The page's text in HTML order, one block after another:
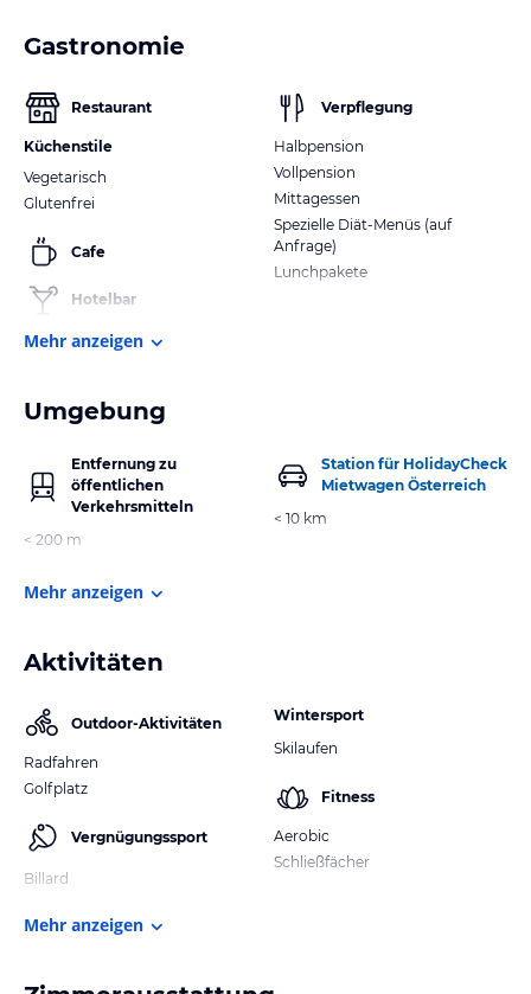
Gastronomie
Restaurant
Küchenstile
Vegetarisch
Glutenfrei
Cafe
Hotelbar
Verpflegung
Halbpension
Vollpension
Mittagessen
Spezielle Diät-Menüs (auf
Anfrage)
Lunchpakete
Mehr anzeigen
Umgebung
Entfernung zu
öffentlichen
Verkehrsmitteln
< 200 m
Station für HolidayCheck
Mietwagen Österreich
< 10 km
Mehr anzeigen
Aktivitäten
Outdoor-Aktivitäten
Radfahren
Golfplatz
Vergnügungssport
Billard
Wintersport
Skilaufen
Fitness
Aerobic
Schließfächer
Mehr anzeigen